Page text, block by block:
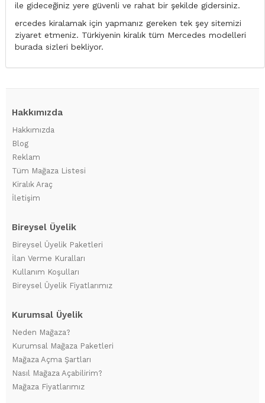
ile gideceğiniz yere güvenli ve rahat bir şekilde gidersiniz.
ercedes kiralamak için yapmanız gereken tek şey sitemizi
ziyaret etmeniz. Türkiyenin kiralık tüm Mercedes modelleri
burada sizleri bekliyor.
Hakkımızda
Hakkımızda
Blog
Reklam
Tüm Mağaza Listesi
Kiralık Araç
İletişim
Bireysel Üyelik
Bireysel Üyelik Paketleri
İlan Verme Kuralları
Kullanım Koşulları
Bireysel Üyelik Fiyatlarımız
Kurumsal Üyelik
Neden Mağaza?
Kurumsal Mağaza Paketleri
Mağaza Açma Şartları
Nasıl Mağaza Açabilirim?
Mağaza Fiyatlarımız